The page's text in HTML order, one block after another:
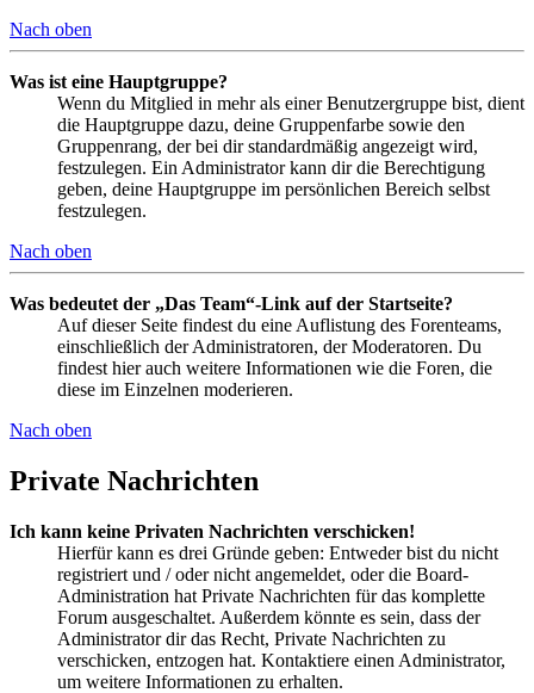
Nach oben
Was ist eine Hauptgruppe?
Wenn du Mitglied in mehr als einer Benutzergruppe bist, dient
die Hauptgruppe dazu, deine Gruppenfarbe sowie den
Gruppenrang, der bei dir standardmäßig angezeigt wird,
festzulegen. Ein Administrator kann dir die Berechtigung
geben, deine Hauptgruppe im persönlichen Bereich selbst
festzulegen.
Nach oben
Was bedeutet der „Das Team“-Link auf der Startseite?
Auf dieser Seite findest du eine Auflistung des Forenteams,
einschließlich der Administratoren, der Moderatoren. Du
findest hier auch weitere Informationen wie die Foren, die
diese im Einzelnen moderieren.
Nach oben
Private Nachrichten
Ich kann keine Privaten Nachrichten verschicken!
Hierfür kann es drei Gründe geben: Entweder bist du nicht
registriert und / oder nicht angemeldet, oder die Board-
Administration hat Private Nachrichten für das komplette
Forum ausgeschaltet. Außerdem könnte es sein, dass der
Administrator dir das Recht, Private Nachrichten zu
verschicken, entzogen hat. Kontaktiere einen Administrator,
um weitere Informationen zu erhalten.